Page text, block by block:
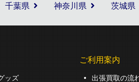
千葉県 神奈川県 茨城県
ッズ
ご利用案内
出張買取の流